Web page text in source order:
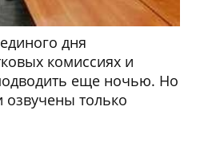
дня
комиссиях и
еще ночью. Но
только